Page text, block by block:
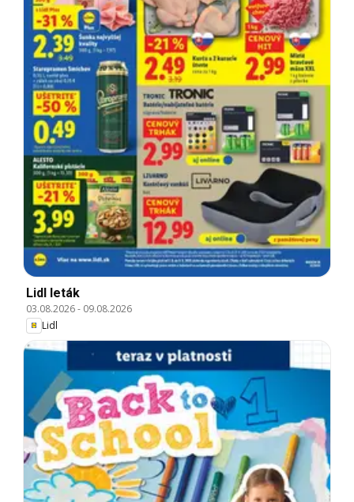
Lidl leták
03.08.2026- 09.08.2026
Lidl